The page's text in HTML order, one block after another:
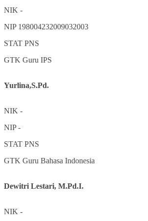
NIK -
NIP 198004232009032003
STAT PNS
GTK Guru IPS
Yurlina,S.Pd.
NIK -
NIP-
STAT PNS
GTK Guru Bahasa Indonesia
Dewitri Lestari, M.Pd.I.
NIK -